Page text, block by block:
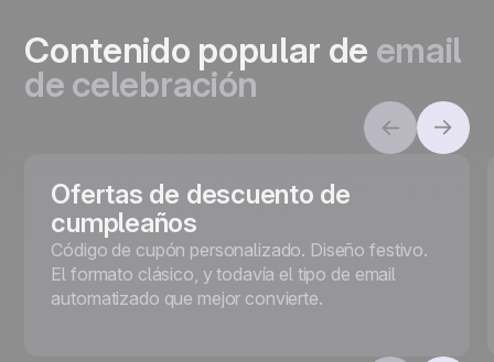
Contenido popular de email
de celebración
Ofertas de descuento de
cumpleaños
Código de cupón personalizado. Diseño festivo.
El formato clásico, y todavía el tipo de email
automatizado que mejor convierte.